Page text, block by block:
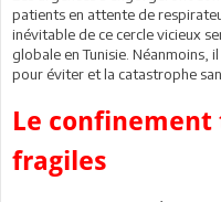
patients en attente de
inévitable de ce cercle vicieux
globale en Tunisie. Néanmoins,
pour éviter et la catastrophe
Le
fragiles